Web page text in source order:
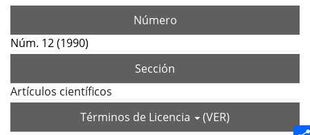
Número
Núm. 12 (1990)
Sección
Artículos científicos
Términos de Licencia
(VER)